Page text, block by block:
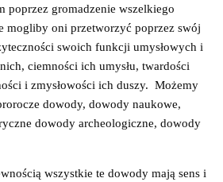
poprzez gromadzenie wszelkiego
mogliby oni przetworzyć poprzez swój
swoich funkcji umysłowych i
ciemności ich umysłu, twardości
i zmysłowości ich duszy. Możemy
dowody, dowody naukowe,
dowody archeologiczne, dowody
wszystkie te dowody mają sens i